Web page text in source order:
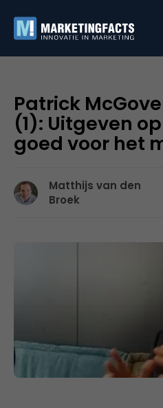
Patrick
(1): Uitgeven
goed voor het
Matthijs van den
Broek